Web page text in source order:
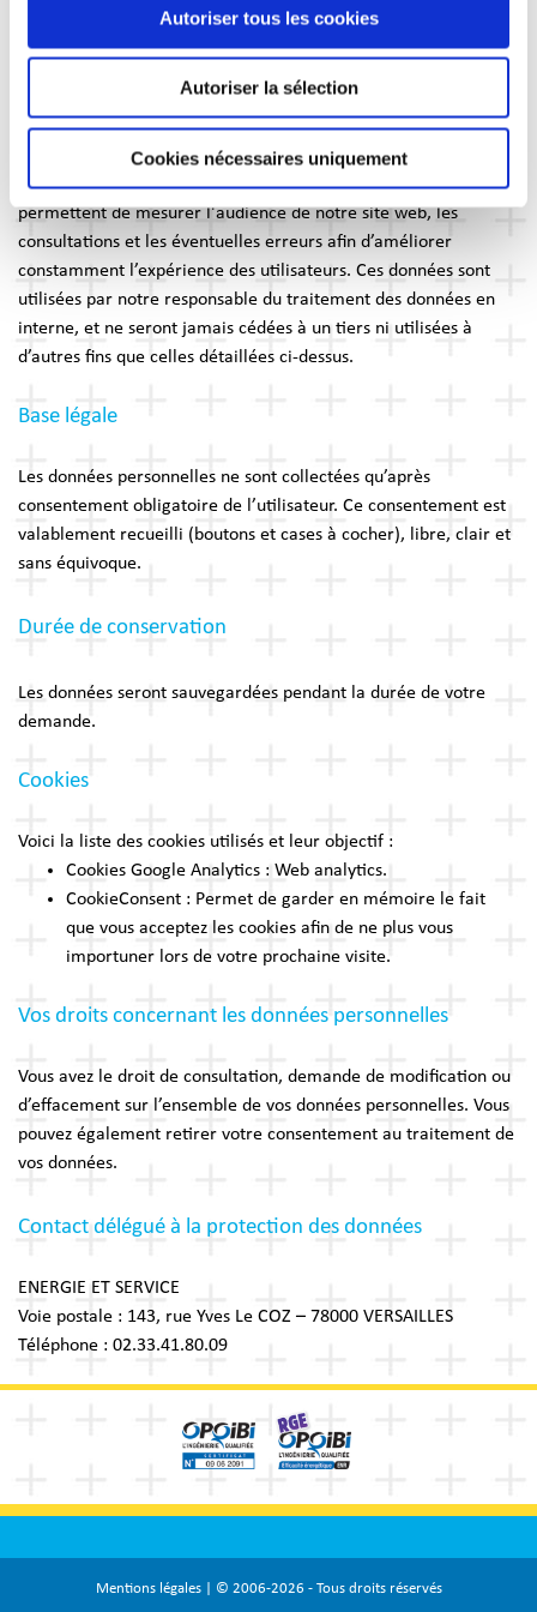
Autoriser tous les cookies
Autoriser la sélection
Cookies nécessaires uniquement
Utilisation des données
utilisées dans le but de vous contacter dans le cadre de la
demande que vous nous faites. Les données « web analytics »
sont collectées de forme anonyme (en enregistrant des
adresses IP anonymes) par Google Analytics, et nous
permettent de mesurer l'audience de notre site web, les
consultations et les éventuelles erreurs afin d’améliorer
constamment l’expérience des utilisateurs. Ces données sont
utilisées par notre responsable du traitement des données en
interne, et ne seront jamais cédées à un tiers ni utilisées à
d’autres fins que celles détaillées ci-dessus.
Base légale
Les données personnelles ne sont collectées qu’après
consentement obligatoire de l’utilisateur. Ce consentement est
valablement recueilli (boutons et cases à cocher), libre, clair et
sans équivoque.
Durée de conservation
Les données seront sauvegardées pendant la durée de votre
demande.
Cookies
Voici la liste des cookies utilisés et leur objectif :
Cookies Google Analytics : Web analytics.
CookieConsent : Permet de garder en mémoire le fait
que vous acceptez les cookies afin de ne plus vous
importuner lors de votre prochaine visite.
Vos droits concernant les données personnelles
Vous avez le droit de consultation, demande de modification ou
d’effacement sur l’ensemble de vos données personnelles. Vous
pouvez également retirer votre consentement au traitement de
vos données.
Contact délégué à la protection des données
ENERGIE ET SERVICE
Voie postale : 143, rue Yves Le COZ – 78000 VERSAILLES
Téléphone : 02.33.41.80.09
Mentions légales| © 2006-2026 - Tous droits réservés